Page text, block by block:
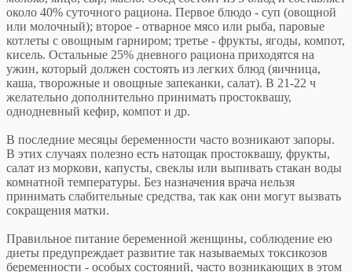
около 40% суточного рациона. Первое блюдо - суп (овощной
или молочный); второе - отварное мясо или рыба, паровые
котлеты с овощным гарниром; третье - фрукты, ягоды, компот,
кисель. Остальные 25% дневного рациона приходятся на
ужин, который должен состоять из легких блюд (яичница,
каша, творожные и овощные запеканки, салат). В 21-22 ч
желательно дополнительно принимать простоквашу,
однодневный кефир, компот и др.
В последние месяцы беременности часто возникают запоры.
В этих случаях полезно есть натощак простоквашу, фрукты,
салат из моркови, капусты, свеклы или выпивать стакан воды
комнатной температуры. Без назначения врача нельзя
принимать слабительные средства, так как они могут вызвать
сокращения матки.
Правильное питание беременной женщины, соблюдение ею
диеты предупреждает развитие так называемых токсикозов
беременности - особых состояний, часто возникающих в этом